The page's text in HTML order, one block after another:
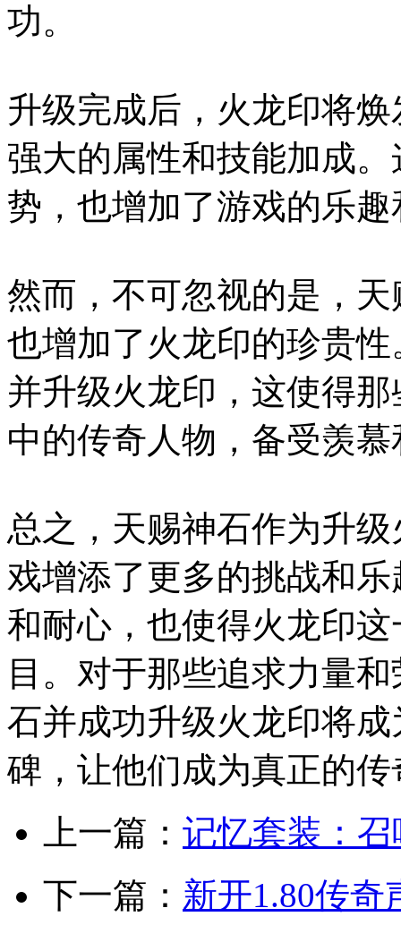
功。
升级完成后，火龙印将
强大的属性和技能加成
势，也增加了游戏的乐
然而，不可忽视的是，
也增加了火龙印的珍贵
并升级火龙印，这使得
中的传奇人物，备受羡
总之，天赐神石作为升
戏增添了更多的挑战和
和耐心，也使得火龙印
目。对于那些追求力量
石并成功升级火龙印将
碑，让他们成为真正的
上一篇： 记忆套装：
下一篇： 新开1.80传